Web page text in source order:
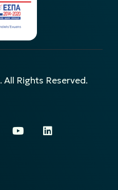
All Rights Reserved.